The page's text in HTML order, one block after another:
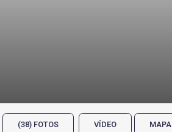
(38) FOTOS VÍDEO MAPA